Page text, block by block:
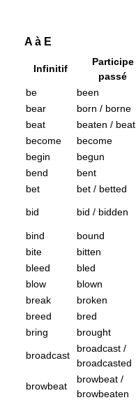
A à E
Infinitif
Participe
passé
be been
bear
born / borne
beat
beaten / beat
become
become
begin
begun
bend
bent
bet
bet / betted
bid bid / bidden
bind
bound
bite
bitten
bleed
bled
blow
blown
break
broken
breed
bred
bring
brought
broadcast
broadcast /
broadcasted
browbeat
browbeat /
browbeaten